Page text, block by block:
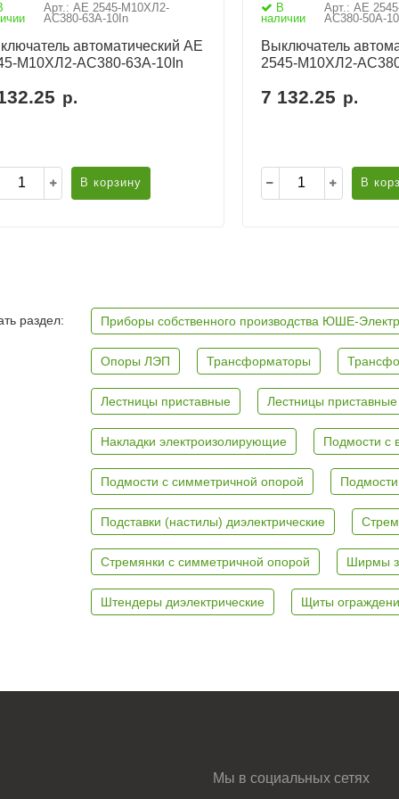
Арт.: АЕ 2545-М10ХЛ2-
AC380-63А-10In
автоматический АЕ
М10ХЛ2-AC380-63А-10In
р.
В корзину
В
наличии
Арт.: АЕ
AC380-50А-
Выключатель
2545-М10ХЛ2-
7 132.25 р.
В
раздел: Приборы собственного производства ЮШЕ-
Опоры ЛЭП Трансформаторы
Лестницы приставные Лестницы
Накладки электроизолирующие Подмости с
Подмости с симметричной опорой
Подставки (настилы) диэлектрические
Стремянки с симметричной опорой Ширмы
Штендеры диэлектрические Щиты
Мы в социальных сетях